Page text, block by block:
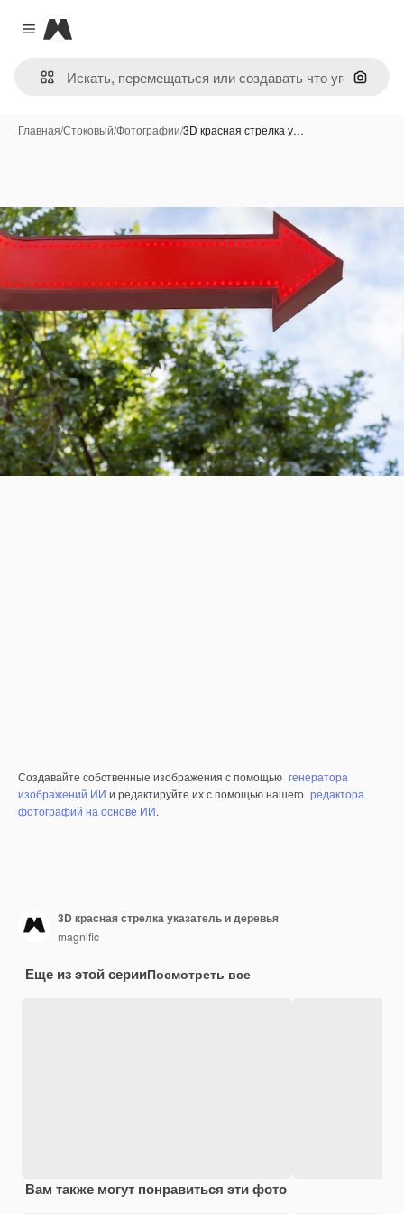
Close menu
Magnific
Поиск
Главная/Стоковый/Фотографии/3D красная стрелка у…
Создавайте собственные изображения с помощью генератора
изображений ИИ и редактируйте их с помощью нашего редактора
фотографий на основе ИИ.
3D красная стрелка указатель и деревья
magnific
Еще из этой серииПосмотреть все
Вам также могут понравиться эти фото